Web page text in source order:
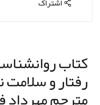
کتاب
رفتار و